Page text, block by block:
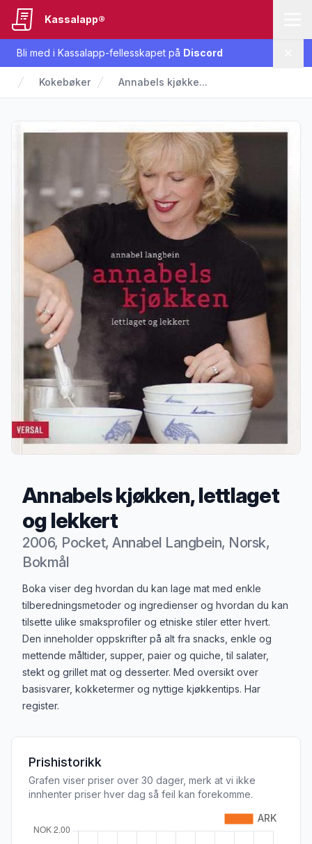
Bli med i Kassalapp-fellesskapet på Discord
Kassalapp®
Kokebøker Annabels kjøkke...
Annabels kjøkken, lettlaget
og lekkert
2006, Pocket, Annabel Langbein, Norsk,
Bokmål
Produktbeskrivelse
Boka viser deg hvordan du kan lage mat med enkle
tilberedningsmetoder og ingredienser og hvordan du kan
tilsette ulike smaksprofiler og etniske stiler etter hvert.
Den inneholder oppskrifter på alt fra snacks, enkle og
mettende måltider, supper, paier og quiche, til salater,
stekt og grillet mat og desserter. Med oversikt over
basisvarer, kokketermer og nyttige kjøkkentips. Har
register.
Prishistorikk
Grafen viser priser over 30 dager, merk at vi ikke
innhenter priser hver dag så feil kan forekomme.